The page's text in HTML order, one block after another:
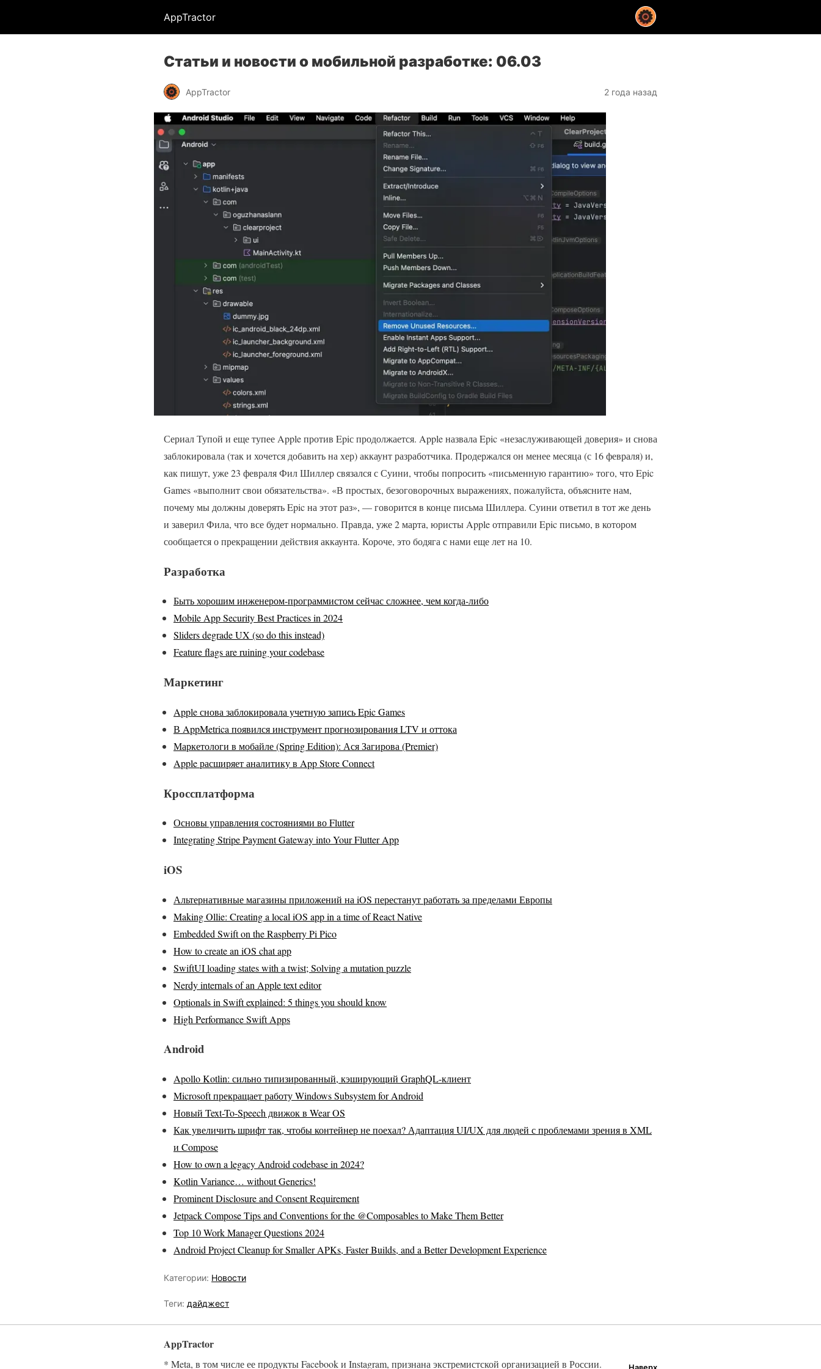
AppTractor
Статьи и новости о мобильной разработке: 06.03
AppTractor 2 года назад
Сериал Тупой и еще тупее Apple против Epiс продолжается. Apple назвала Epic «незаслуживающей доверия» и снова
заблокировала (так и хочется добавить на хер) аккаунт разработчика. Продержался он менее месяца (с 16 февраля) и,
как пишут, уже 23 февраля Фил Шиллер связался с Суини, чтобы попросить «письменную гарантию» того, что Epic
Games «выполнит свои обязательства». «В простых, безоговорочных выражениях, пожалуйста, объясните нам,
почему мы должны доверять Epic на этот раз», — говорится в конце письма Шиллера. Суини ответил в тот же день
и заверил Фила, что все будет нормально. Правда, уже 2 марта, юристы Apple отправили Epic письмо, в котором
сообщается о прекращении действия аккаунта. Короче, это бодяга с нами еще лет на 10.
Разработка
Быть хорошим инженером-программистом сейчас сложнее, чем когда-либо
Mobile App Security Best Practices in 2024
Sliders degrade UX (so do this instead)
Feature flags are ruining your codebase
Маркетинг
Apple снова заблокировала учетную запись Epic Games
В AppMetrica появился инструмент прогнозирования LTV и оттока
Маркетологи в мобайле (Spring Edition): Ася Загирова (Premier)
Apple расширяет аналитику в App Store Connect
Кроссплатформа
Основы управления состояниями во Flutter
Integrating Stripe Payment Gateway into Your Flutter App
iOS
Альтернативные магазины приложений на iOS перестанут работать за пределами Европы
Making Ollie: Creating a local iOS app in a time of React Native
Embedded Swift on the Raspberry Pi Pico
How to create an iOS chat app
SwiftUI loading states with a twist; Solving a mutation puzzle
Nerdy internals of an Apple text editor
Optionals in Swift explained: 5 things you should know
High Performance Swift Apps
Android
Apollo Kotlin: сильно типизированный, кэширующий GraphQL-клиент
Microsoft прекращает работу Windows Subsystem for Android
Новый Text-To-Speech движок в Wear OS
Как увеличить шрифт так, чтобы контейнер не поехал? Адаптация UI/UX для людей с проблемами зрения в XML
и Compose
How to own a legacy Android codebase in 2024?
Kotlin Variance… without Generics!
Prominent Disclosure and Consent Requirement
Jetpack Compose Tips and Conventions for the @Composables to Make Them Better
Top 10 Work Manager Questions 2024
Android Project Cleanup for Smaller APKs, Faster Builds, and a Better Development Experience
Категории: Новости
Теги: дайджест
AppTractor
* Meta, в том числе ее продукты Facebook и Instagram, признана экстремистской организацией в России.